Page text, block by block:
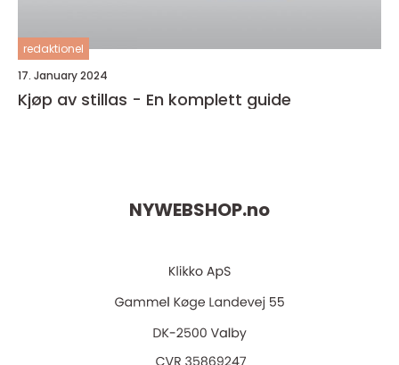
redaktionel
17. January 2024
Kjøp av stillas - En komplett guide
NYWEBSHOP.no